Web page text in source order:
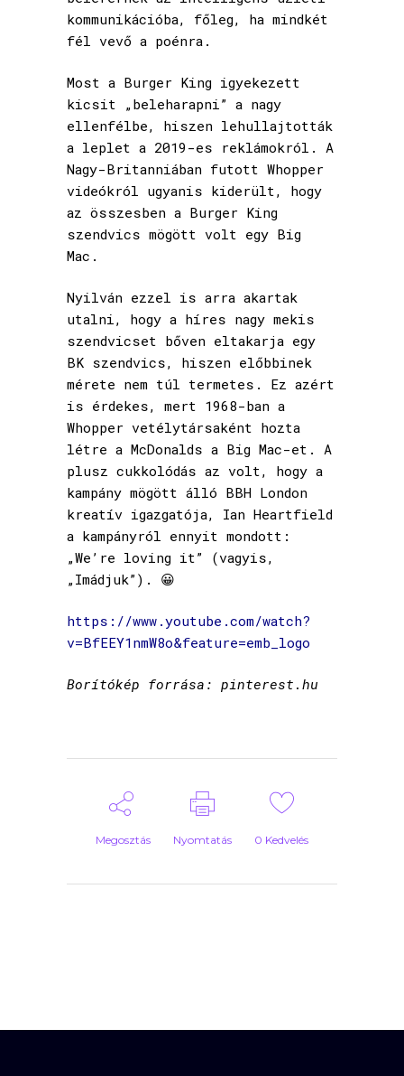
kommunikációba, főleg, ha mindkét
fél vevő a poénra.
Most a Burger King igyekezett
kicsit „beleharapni” a nagy
ellenfélbe, hiszen lehullajtották
a leplet a 2019-es reklámokról. A
Nagy-Britanniában futott Whopper
videókról ugyanis kiderült, hogy
az összesben a Burger King
szendvics mögött volt egy Big
Mac.
Nyilván ezzel is arra akartak
utalni, hogy a híres nagy mekis
szendvicset bőven eltakarja egy
BK szendvics, hiszen előbbinek
mérete nem túl termetes. Ez azért
is érdekes, mert 1968-ban a
Whopper vetélytársaként hozta
létre a McDonalds a Big Mac-et. A
plusz cukkolódás az volt, hogy a
kampány mögött álló BBH London
kreatív igazgatója, Ian Heartfield
a kampányról ennyit mondott:
„We’re loving it” (vagyis,
„Imádjuk”). 😀
https://www.youtube.com/watch?
v=BfEEY1nmW8o&feature=emb_logo
Borítókép forrása: pinterest.hu
Megosztás Nyomtatás 0 Kedvelés